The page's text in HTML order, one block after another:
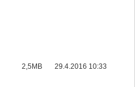
2,5MB 29.4.2016 10:33